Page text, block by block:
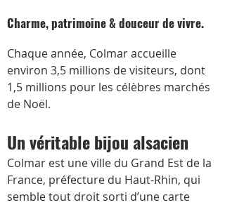
Charme, patrimoine & douceur de vivre.
Chaque année, Colmar accueille
environ 3,5 millions de visiteurs, dont
1,5 millions pour les célèbres marchés
de Noël.
Un véritable bijou alsacien
Colmar est une ville du Grand Est de la
France, préfecture du Haut-Rhin, qui
semble tout droit sorti d’une carte